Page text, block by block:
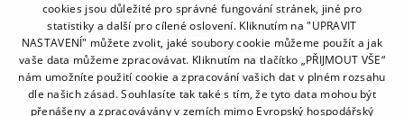
Kontakt
Naše odborné divize
Naše pobočky
Zásady zpracování osobních údajů
Všeobecné podmínky
Kodex chování
cookies jsou důležité pro správné fungování stránek, jiné pro
statistiky a další pro cílené oslovení. Kliknutím na "UPRAVIT
NASTAVENÍ" můžete zvolit, jaké soubory cookie můžeme použít a jak
vaše data můžeme zpracovávat. Kliknutím na tlačítko „PŘIJMOUT VŠE“
nám umožníte použití cookie a zpracování vašich dat v plném rozsahu
dle našich zásad. Souhlasíte tak také s tím, že tyto data mohou být
přenášeny a zpracovávány v zemích mimo Evropský hospodářský